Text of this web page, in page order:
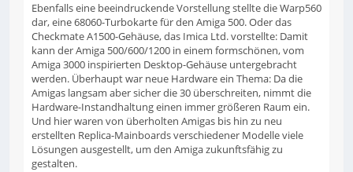
Ebenfalls eine beeindruckende Vorstellung stellte die Warp560
dar, eine 68060-Turbokarte für den Amiga 500. Oder das
Checkmate A1500-Gehäuse, das Imica Ltd. vorstellte: Damit
kann der Amiga 500/600/1200 in einem formschönen, vom
Amiga 3000 inspirierten Desktop-Gehäuse untergebracht
werden. Überhaupt war neue Hardware ein Thema: Da die
Amigas langsam aber sicher die 30 überschreiten, nimmt die
Hardware-Instandhaltung einen immer größeren Raum ein.
Und hier waren von überholten Amigas bis hin zu neu
erstellten Replica-Mainboards verschiedener Modelle viele
Lösungen ausgestellt, um den Amiga zukunftsfähig zu
gestalten.